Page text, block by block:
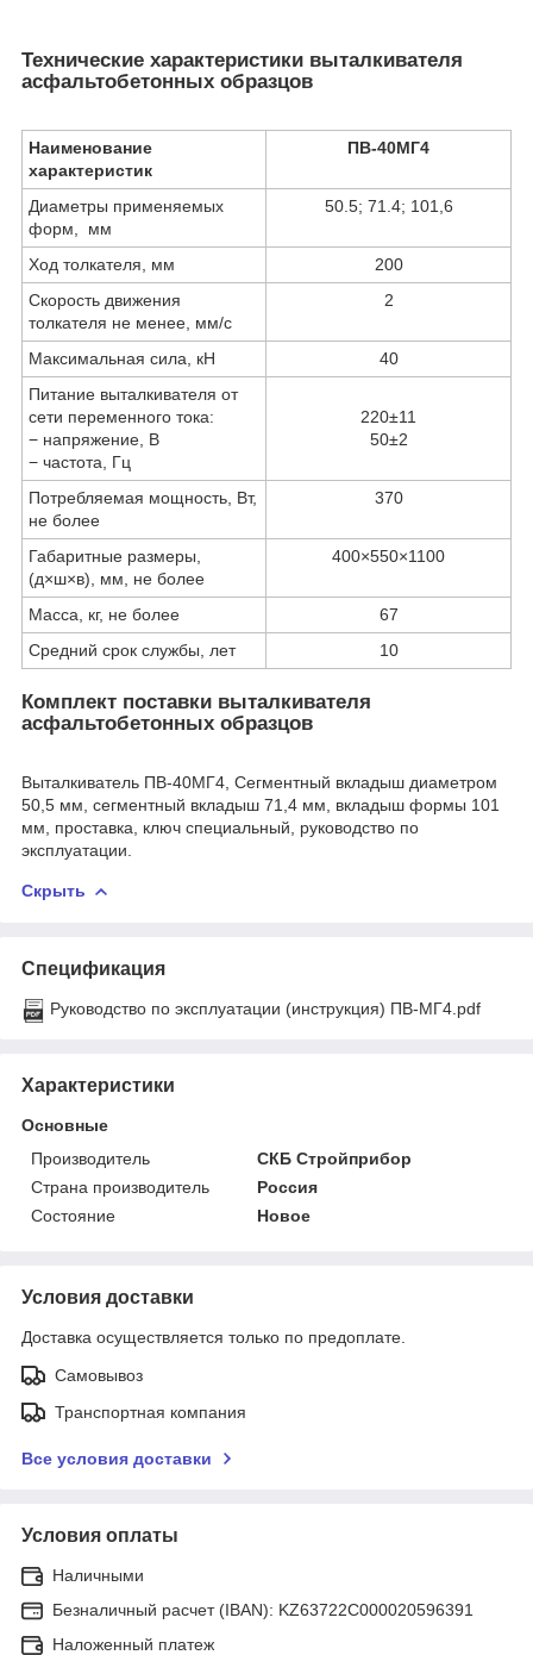
Технические характеристики выталкивателя
асфальтобетонных образцов
Наименование
характеристик
ПВ-40МГ4
Диаметры применяемых
форм, мм
50.5; 71.4; 101,6
Ход толкателя, мм
200
Скорость движения
толкателя не менее, мм/c
2
Максимальная сила, кН
40
Питание выталкивателя от
сети переменного тока:
− напряжение, В
− частота, Гц
220±11
50±2
Потребляемая мощность, Вт,
не более
370
Габаритные размеры,
(д×ш×в), мм, не более
400×550×1100
Масса, кг, не более
67
Средний срок службы, лет
10
Комплект поставки выталкивателя
асфальтобетонных образцов
Выталкиватель ПВ-40МГ4, Сегментный вкладыш диаметром
50,5 мм, сегментный вкладыш 71,4 мм, вкладыш формы 101
мм, проставка, ключ специальный, руководство по
эксплуатации.
Скрыть
Спецификация
Руководство по эксплуатации (инструкция) ПВ-МГ4.pdf
Характеристики
Основные
Производитель
СКБ Стройприбор
Страна производитель
Россия
Состояние
Новое
Условия доставки
Доставка осуществляется только по предоплате.
Самовывоз
Транспортная компания
Все условия доставки
Условия оплаты
Наличными
Безналичный расчет (IBAN): KZ63722C000020596391
Наложенный платеж